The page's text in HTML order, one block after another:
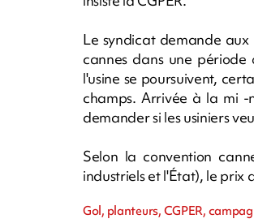
Le syndicat demande
cannes dans une période
l'usine se poursuivent,
champs. Arrivée à la mi -
demander si les usiniers
Selon la convention
industriels et l'État), le prix
Gol, planteurs, CGPER,